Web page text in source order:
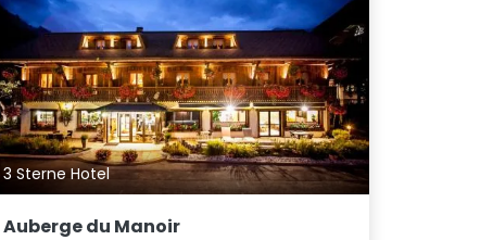
3 Sterne Hotel
Auberge du Manoir